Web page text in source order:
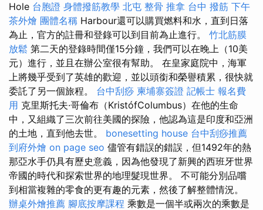
Hole 台胞證 身體撥筋教學 北屯 整骨 推拿 台中 撥筋 下午
茶外燴 團體名稱 Harbour還可以購買燃料和水，直到日落
為止，官方的註冊和登錄可以到目前為止進行。 竹北筋膜
放鬆 第二天的登錄時間僅15分鐘，我們可以在晚上（10美
元）進行，並且在辦公室很有幫助。 在皇家庭院中，海軍
上將幾乎受到了英雄的歡迎，並以頭銜和榮譽積累，很快就
委託了另一個旅程。 台中刮痧 柬埔寨簽證 記帳士 報名費
用 克里斯托夫·哥倫布（KristófColumbus）在他的生命
中，又組織了三次前往美國的探險，他認為這是印度和亞洲
的土地，直到他去世。 bonesetting house 台中刮痧推薦
到府外燴 on page seo 儘管有錯誤的錯誤，但1492年的熱
那亞水手仍具有歷史意義，因為他發現了新興的西班牙世界
帝國的時代和探索世界的地理髮現世界。 不可能分別品嚐
到相當複雜的零食的更有趣的元素，然後了解整體情況。
辦桌外燴推薦 腳底按摩課程 乘數是一個半或兩次的乘數是